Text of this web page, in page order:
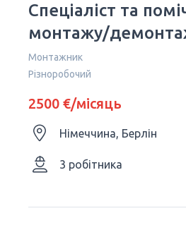
Спеціаліст та
монтажу/
Монтажник
Різноробочий
2500 €/місяць
Німеччина, Берлін
3 робітника